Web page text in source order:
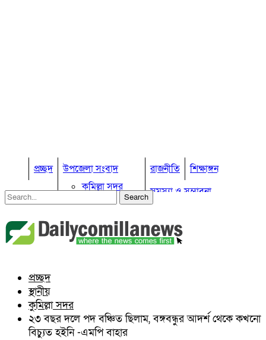
প্রচ্ছদ
উপজেলা সংবাদ
কুমিল্লা সদর
কুমিল্লা সদর দক্ষিণ
ব্রাহ্মণপাড়া
লাকসাম
দাউদকান্দি
চান্দিনা
রাজনীতি
শিক্ষাঙ্গন
সমস্যা ও সম্ভাবনা
কুমিল্লা ভোটের হাওয়া
বিখ্যাত ব্যাক্তিত্ব
কুমিল্লা বিভাগ চাই
প্রচ্ছদ
স্থানীয়
কুমিল্লা সদর
২৩ বছর দলে পদ বঞ্চিত ছিলাম, বঙ্গবন্ধুর আদর্শ থেকে কখনো
বিচ্যুত হইনি -এমপি বাহার